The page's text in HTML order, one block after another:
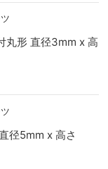
丸形 直径3mm x 高
径5mm x 高さ